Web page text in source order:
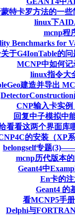
特卡罗方法的一
linux下
mcnp程
Benchmarks for
于G4IonTable的
MCNP中如何记
linux指令大
建造并导出
CNP输入卡实例
回复中子模拟中
看看这两个界面库
的安装（XP
belongself专题
mcnp历代版本
Geant4中
En卡的
Geant4 的
看MCNP5手
Delphi与